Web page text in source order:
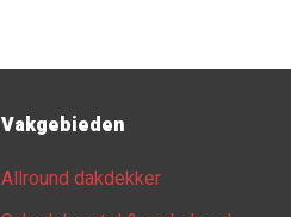
Vakgebieden
Allround dakdekker